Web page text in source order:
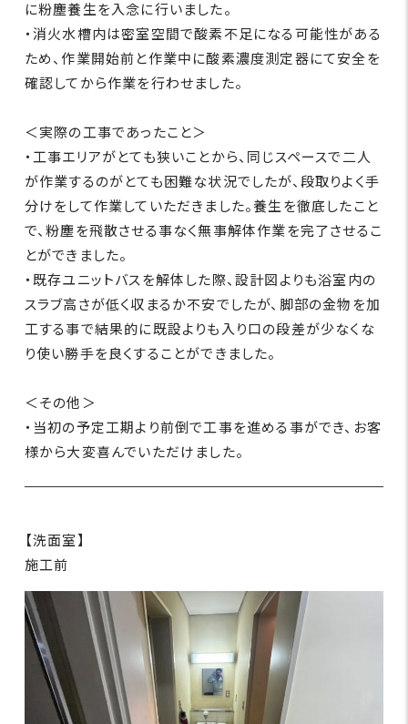
に粉塵養生を入念に行いました。
・消火水槽内は密室空間で酸素不足になる可能性がある
ため、作業開始前と作業中に酸素濃度測定器にて安全を
確認してから作業を行わせました。
＜実際の工事であったこと＞
・工事エリアがとても狭いことから、同じスペースで二人
が作業するのがとても困難な状況でしたが、段取りよく手
分けをして作業していただきました。養生を徹底したこと
で、粉塵を飛散させる事なく無事解体作業を完了させるこ
とができました。
・既存ユニットバスを解体した際、設計図よりも浴室内の
スラブ高さが低く収まるか不安でしたが、脚部の金物を加
工する事で結果的に既設よりも入り口の段差が少なくな
り使い勝手を良くすることができました。
＜その他＞
・当初の予定工期より前倒で工事を進める事ができ、お客
様から大変喜んでいただけました。
【洗面室】
施工前